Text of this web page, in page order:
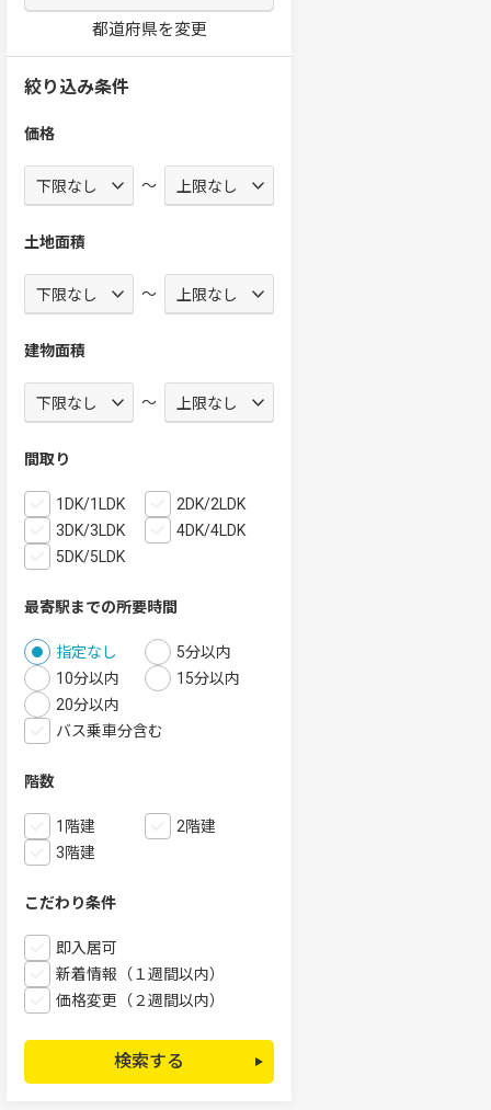
都道府県を変更
絞り込み条件
価格
～
土地面積
～
建物面積
～
間取り
1DK/1LDK
2DK/2LDK
3DK/3LDK
4DK/4LDK
5DK/5LDK
最寄駅までの所要時間
指定なし
5分以内
10分以内
15分以内
20分以内
バス乗車分含む
階数
1階建
2階建
3階建
こだわり条件
即入居可
新着情報（１週間以内）
価格変更（２週間以内）
検索する